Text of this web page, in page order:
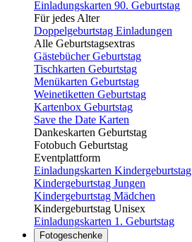
Einladungskarten 90. Geburtstag
Für jedes Alter
Doppelgeburtstag Einladungen
Alle Geburtstagsextras
Gästebücher Geburtstag
Tischkarten Geburtstag
Menükarten Geburtstag
Weinetiketten Geburtstag
Kartenbox Geburtstag
Save the Date Karten
Dankeskarten Geburtstag
Fotobuch Geburtstag
Eventplattform
Einladungskarten Kindergeburtstag
Kindergeburtstag Jungen
Kindergeburtstag Mädchen
Kindergeburtstag Unisex
Einladungskarten 1. Geburtstag
Fotogeschenke